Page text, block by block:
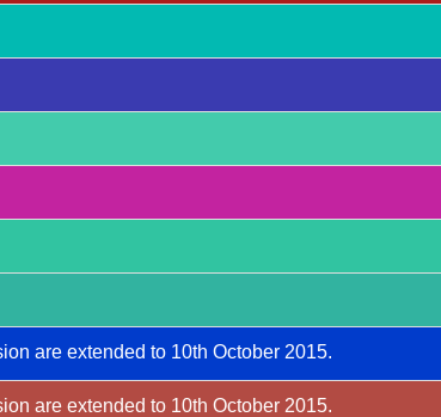
are extended to 10th October 2015.
are extended to 10th October 2015.